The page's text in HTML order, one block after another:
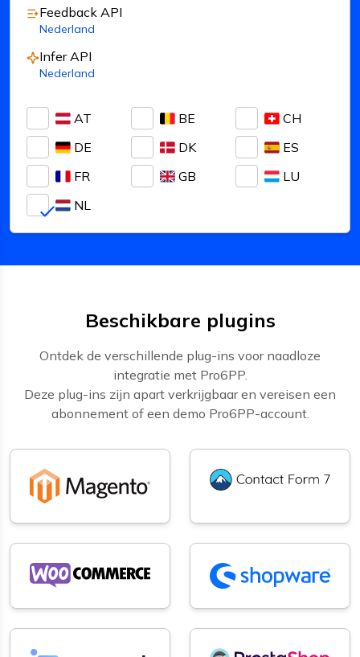
Feedback API
Nederland
InferAPI
Nederland
AT BE
CH
DE
DK
ES
FR
GB
LU
NL
Beschikbare plugins
Ontdek de verschillende plug-ins voor naadloze
integratie met Pro6PP.
Deze plug-ins zijn apart verkrijgbaar en vereisen een
abonnement of een demo Pro6PP-account.